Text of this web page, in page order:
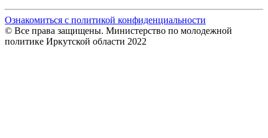
Ознакомиться с политикой конфиденциальности
© Все права защищены. Министерство по молодежной
политике Иркутской области 2022